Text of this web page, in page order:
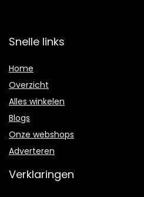
Snelle links
Home
Overzicht
Alles winkelen
Blogs
Onze webshops
Adverteren
Verklaringen